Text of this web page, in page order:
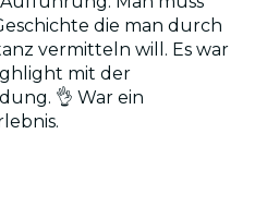
die man durch
vermitteln will. Es war
mit der
👌 War ein